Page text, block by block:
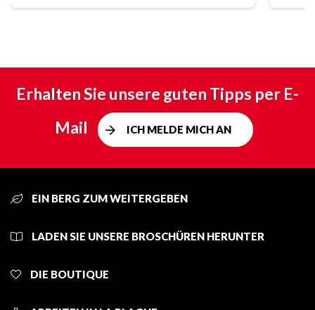
Erhalten Sie unsere guten Tipps per E-
Mail
ICH MELDE MICH AN
EIN BERG ZUM WEITERGEBEN
LADEN SIE UNSERE BROSCHÜREN HERUNTER
DIE BOUTIQUE